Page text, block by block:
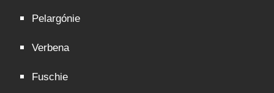
Pelargónie
Verbena
Fuschie